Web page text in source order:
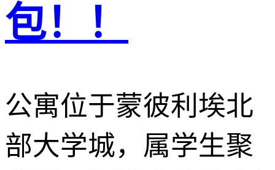
包！！
公寓位于蒙彼利埃北
部大学城，属学生聚